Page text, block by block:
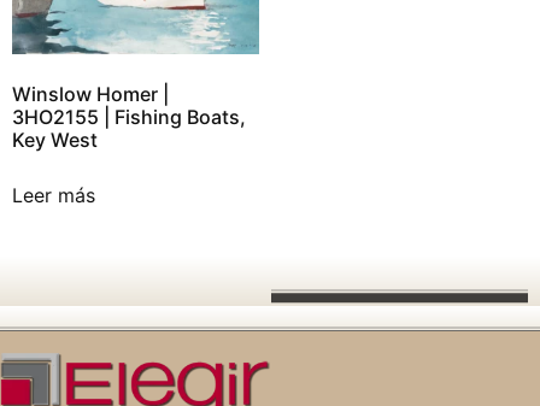
Winslow Homer |
3HO2155 | Fishing Boats,
Key West
Leer más